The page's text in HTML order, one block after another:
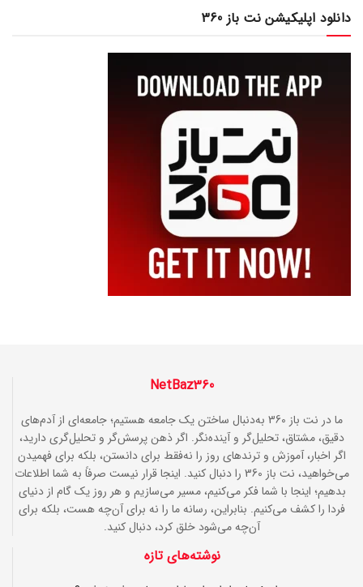
دانلود اپلیکیشن نت باز 360
NetBaz360
ما در نت باز 360 به‌دنبال ساختن یک جامعه هستیم؛ جامعه‌ای از آدم‌های
دقیق، مشتاق، تحلیل‌گر و آینده‌نگر. اگر ذهن پرسش‌گر و تحلیل‌گری دارید،
اگر اخبار، آموزش و ترندهای روز را نه‌فقط برای دانستن، بلکه برای فهمیدن
می‌خواهید، نت باز 360 را دنبال کنید. اینجا قرار نیست صرفاً به شما اطلاعات
بدهیم؛ اینجا با شما فکر می‌کنیم، مسیر می‌سازیم و هر روز یک گام از دنیای
فردا را کشف می‌کنیم. بنابراین، رسانه ما را نه برای آن‌چه هست، بلکه برای
آن‌چه می‌شود خلق کرد، دنبال کنید.
نوشته‌های تازه